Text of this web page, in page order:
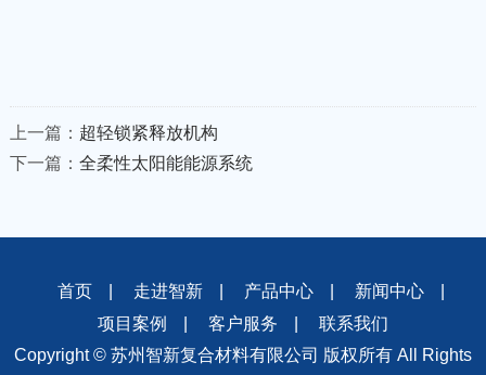
上一篇： 超轻锁紧释放机构
下一篇： 全柔性太阳能能源系统
首页 走进智新 产品中心 新闻中心
项目案例
客户服务
联系我们
Copyright © 苏州智新复合材料有限公司 版权所有 All Rights